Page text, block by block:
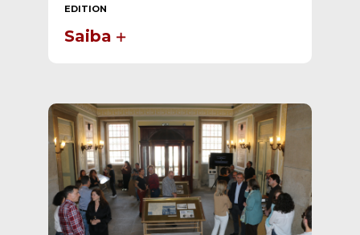
EDITION
Saiba